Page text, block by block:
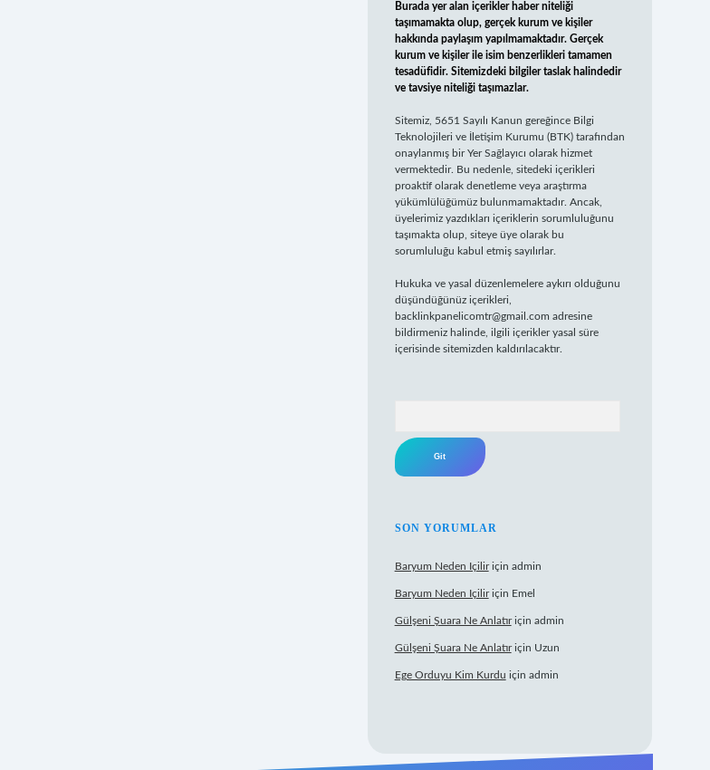
Burada yer alan içerikler haber niteliği
taşımamakta olup, gerçek kurum ve kişiler
hakkında paylaşım yapılmamaktadır. Gerçek
kurum ve kişiler ile isim benzerlikleri tamamen
tesadüfidir. Sitemizdeki bilgiler taslak halindedir
ve tavsiye niteliği taşımazlar.
Sitemiz, 5651 Sayılı Kanun gereğince Bilgi
Teknolojileri ve İletişim Kurumu (BTK) tarafından
onaylanmış bir Yer Sağlayıcı olarak hizmet
vermektedir. Bu nedenle, sitedeki içerikleri
proaktif olarak denetleme veya araştırma
yükümlülüğümüz bulunmamaktadır. Ancak,
üyelerimiz yazdıkları içeriklerin sorumluluğunu
taşımakta olup, siteye üye olarak bu
sorumluluğu kabul etmiş sayılırlar.
Hukuka ve yasal düzenlemelere aykırı olduğunu
düşündüğünüz içerikleri,
backlinkpanelicomtr@gmail.com adresine
bildirmeniz halinde, ilgili içerikler yasal süre
içerisinde sitemizden kaldırılacaktır.
SON YORUMLAR
Baryum Neden Içiliriçin admin
Baryum Neden Içiliriçin Emel
Gülşeni Şuara Ne Anlatıriçin admin
Gülşeni Şuara Ne Anlatıriçin Uzun
Ege Orduyu Kim Kurdu için admin